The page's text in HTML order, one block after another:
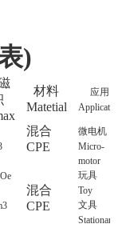
)
材料
Matetial
应用
Application
混合
CPE
微电机
Micro-
motor
玩具
Toy
文具
Stationary
混合
CPE